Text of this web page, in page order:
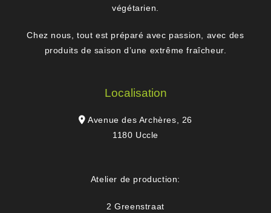
végétarien.
Chez nous, tout est préparé avec passion, avec des
produits de saison d’une extrême fraîcheur.
Localisation
Avenue des Archères, 26
1180 Uccle
Atelier de production:
2 Greenstraat